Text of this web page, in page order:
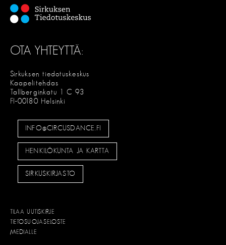
OTA YHTEYTTÄ:
Sirkuksen tiedotuskeskus
Kaapelitehdas
Tallberginkatu 1 C 93
FI-00180 Helsinki
INFO@CIRCUSDANCE.FI
HENKILÖKUNTA JA KARTTA
SIRKUSKIRJASTO
TILAA UUTISKIRJE
TIETOSUOJASELOSTE
MEDIALLE